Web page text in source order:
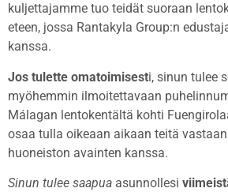
kuljettajamme tuo teidät suoraan
eteen, jossa Rantakyla Group:n
kanssa.
Jos tulette omatoimisesti, sinun tulee
myöhemmin ilmoitettavaan
Málagan lentokentältä kohti
osaa tulla oikeaan aikaan teitä
huoneiston avainten kanssa.
Sinun tulee saapua asunnollesi